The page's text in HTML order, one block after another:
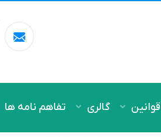
قوانین گالری تفاهم نامه ها